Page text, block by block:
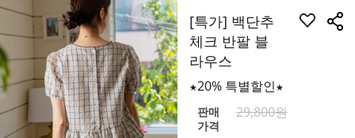
[특가] 백단추
체크 반팔 블
라우스
★20% 특별할인★
판매
가격
29,800원